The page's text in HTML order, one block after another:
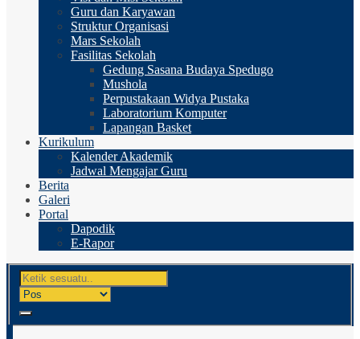
Guru dan Karyawan
Struktur Organisasi
Mars Sekolah
Fasilitas Sekolah
Gedung Sasana Budaya Spedugo
Mushola
Perpustakaan Widya Pustaka
Laboratorium Komputer
Lapangan Basket
Kurikulum
Kalender Akademik
Jadwal Mengajar Guru
Berita
Galeri
Portal
Dapodik
E-Rapor